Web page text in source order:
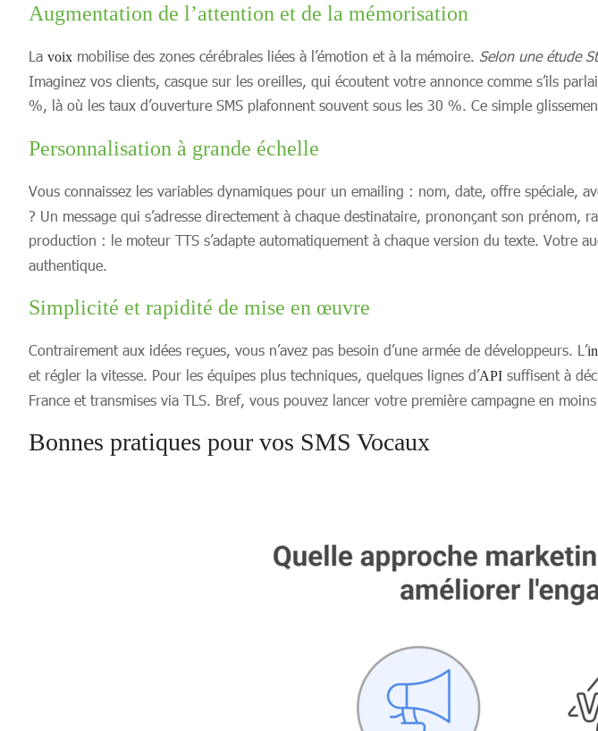
Augmentation de l’attention et de la mémorisation
La voix mobilise des zones cérébrales liées à l’émotion et à la mémoire. Selon une étude
Imaginez vos clients, casque sur les oreilles, qui écoutent votre annonce comme s’ils
%, là où les taux d’ouverture SMS plafonnent souvent sous les 30 %. Ce simple
Personnalisation à grande échelle
Vous connaissez les variables dynamiques pour un emailing : nom, date, offre spéciale,
? Un message qui s’adresse directement à chaque destinataire, prononçant son
production : le moteur TTS s’adapte automatiquement à chaque version du texte. Votre
authentique.
Simplicité et rapidité de mise en œuvre
Contrairement aux idées reçues, vous n’avez pas besoin d’une armée de développeurs. L’
et régler la vitesse. Pour les équipes plus techniques, quelques lignes d’API suffisent à
France et transmises via TLS. Bref, vous pouvez lancer votre première campagne en
Bonnes pratiques pour vos SMS Vocaux